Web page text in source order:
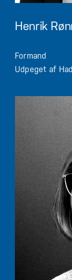
Henrik
Formand
Udpeget af